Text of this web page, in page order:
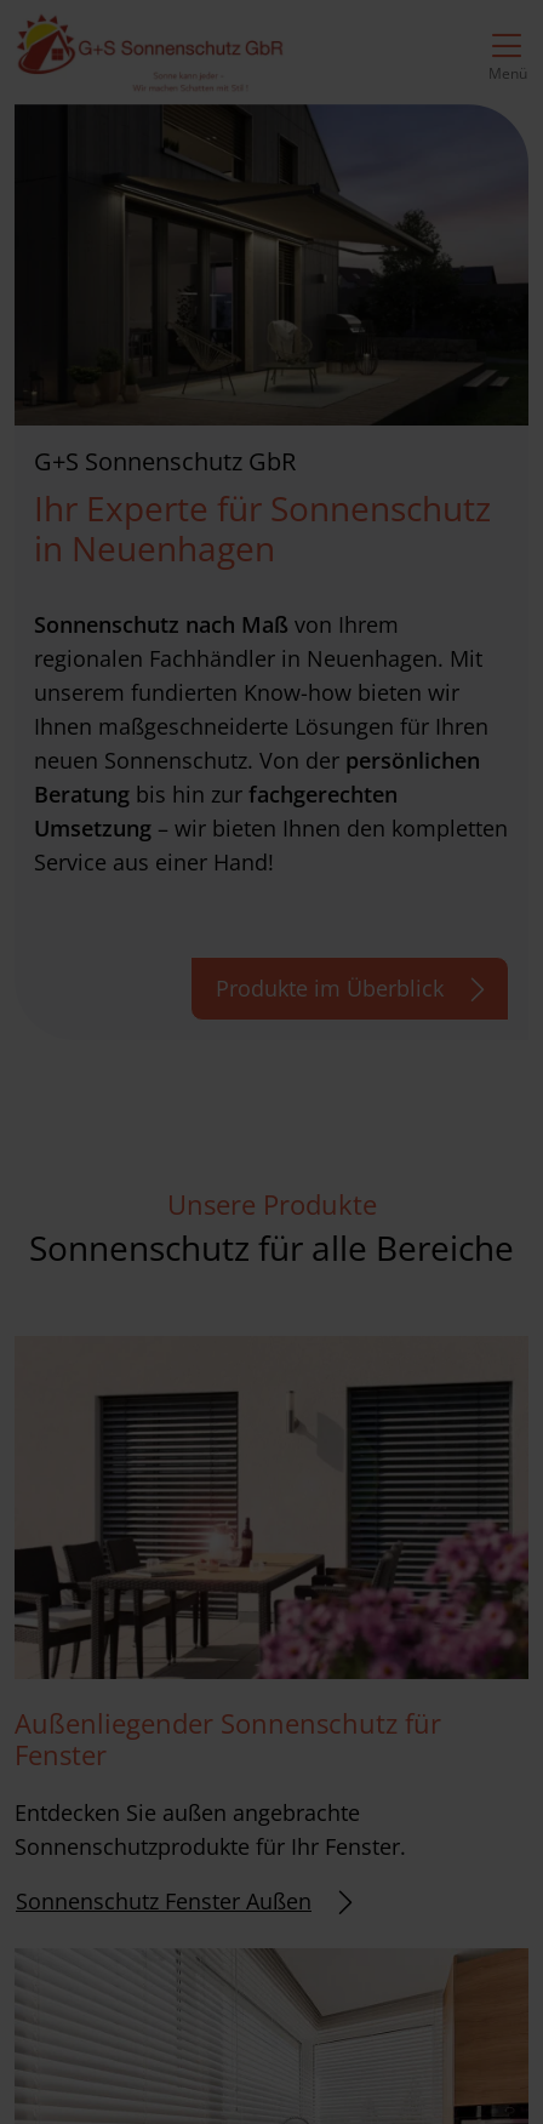
zur Top-Navigation
zur Hauptnavigation
Inhalt springen
zum Footer
Hauptnavigation
Menü
G+S Sonnenschutz GbR
Ihr Experte für Sonnenschutz
in Neuenhagen
Sonnenschutz nach Maß von Ihrem
regionalen Fachhändler in Neuenhagen. Mit
unserem fundierten Know-how bieten wir
Ihnen maßgeschneiderte Lösungen für Ihren
neuen Sonnenschutz. Von der persönlichen
Beratung bis hin zur fachgerechten
Umsetzung – wir bieten Ihnen den kompletten
Service aus einer Hand!
Produkte im Überblick
Unsere Produkte
Sonnenschutz für alle Bereiche
Außenliegender Sonnenschutz für
Fenster
Entdecken Sie außen angebrachte
Sonnenschutzprodukte für Ihr Fenster.
Sonnenschutz Fenster Außen